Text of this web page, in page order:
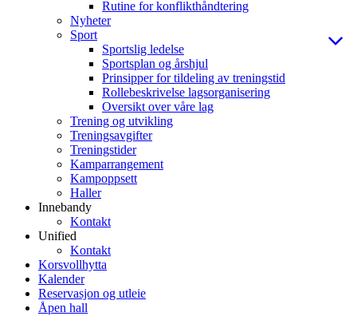
Rutine for konflikthåndtering
Nyheter
Sport
Sportslig ledelse
Sportsplan og årshjul
Prinsipper for tildeling av treningstid
Rollebeskrivelse lagsorganisering
Oversikt over våre lag
Trening og utvikling
Treningsavgifter
Treningstider
Kamparrangement
Kampoppsett
Haller
Innebandy
Kontakt
Unified
Kontakt
Korsvollhytta
Kalender
Reservasjon og utleie
Åpen hall